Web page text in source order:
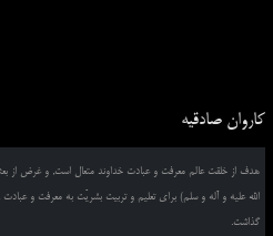
کاروان صادقیه
هدف از خلقت عالم معرفت و عبادت خداوند متعال است, و غرض از
الله علیه و آله و سلم) برای تعلیم و تربیت بشریّت به معرفت و
گذاشت.